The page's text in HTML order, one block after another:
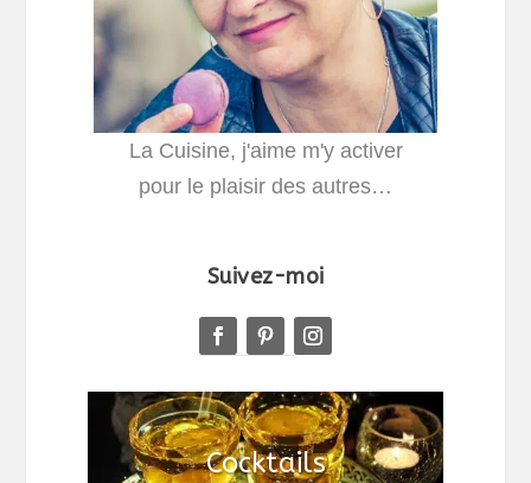
La Cuisine, j'aime m'y activer
pour le plaisir des autres…
Suivez-moi